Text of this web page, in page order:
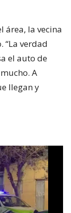
área, la vecina
“La verdad
el auto de
A
llegan y